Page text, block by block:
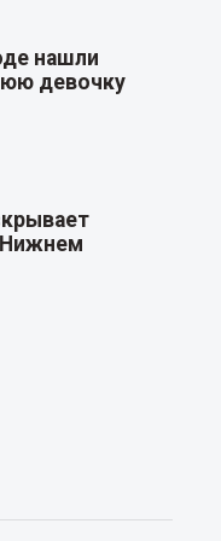
нашли
девочку
Нижнем